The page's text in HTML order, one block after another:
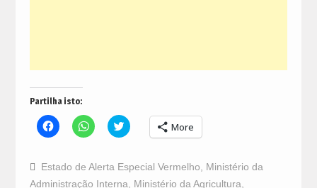
Partilha isto:
Click
to
Facebook
(Opens
in
Click
to
WhatsApp
(Opens
in
Click
to
Twitter
(Opens
in
More
Estado de Alerta Especial Vermelho
Ministério da
Administração Interna
Ministério da Agricultura